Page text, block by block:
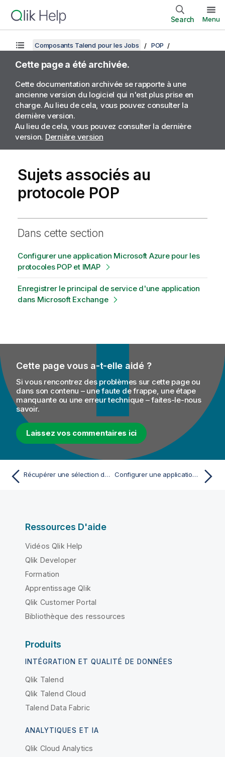
Search Menu
Composants Talend pour les Jobs POP
Cette page a été archivée.
Cette documentation archivée se rapporte à une
ancienne version du logiciel qui n'est plus prise en
charge. Au lieu de cela, vous pouvez consulter la
dernière version.
Au lieu de cela, vous pouvez consulter la dernière
version. Dernière version
Sujets associés au
protocole POP
Dans cette section
Configurer une application Microsoft Azure pour les
protocoles POP et IMAP
Enregistrer le principal de service d'une application
dans Microsoft Exchange
Cette page vous a-t-elle aidé ?
Si vous rencontrez des problèmes sur cette page ou
dans son contenu – une faute de frappe, une étape
manquante ou une erreur technique – faites-le-nous
savoir.
Laissez vos commentaires ici
Récupérer une sélection d'e-mails à partir d'un serveur de messagerie Configurer une application Microsoft Azure pour les protocoles POP et IMAP
Ressources D'aide
Vidéos Qlik Help
Qlik Developer
Formation
Apprentissage Qlik
Qlik Customer Portal
Bibliothèque des ressources
Produits
INTÉGRATION ET QUALITÉ DE DONNÉES
Qlik Talend
Qlik Talend Cloud
Talend Data Fabric
ANALYTIQUES ET IA
Qlik Cloud Analytics